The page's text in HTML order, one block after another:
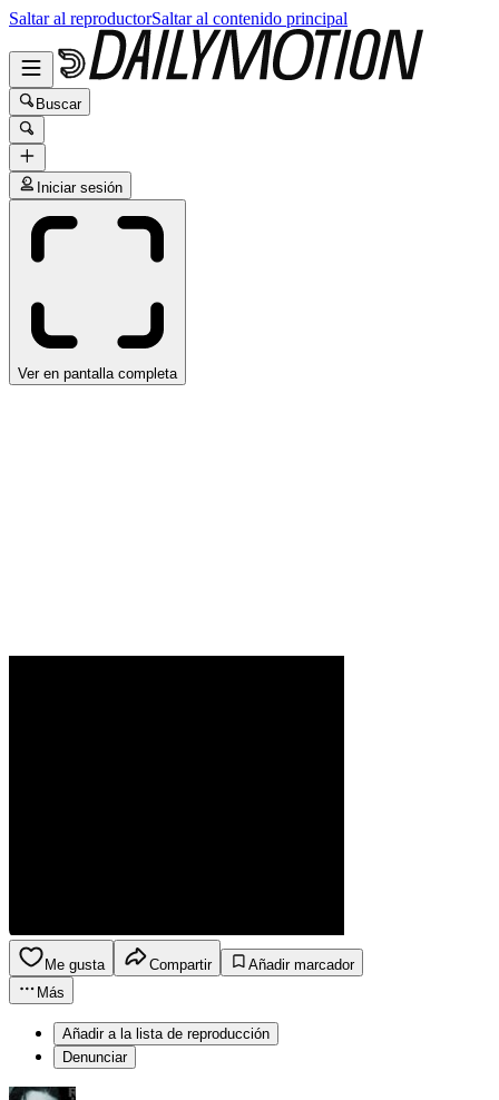
Saltar al reproductorSaltar al contenido principal
Buscar
Iniciar sesión
Ver en pantalla completa
Me gusta Compartir
Añadir marcador
Más
Añadir a la lista de reproducción
Denunciar